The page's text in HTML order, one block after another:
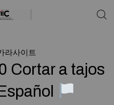
라사이트
Cortar a tajos